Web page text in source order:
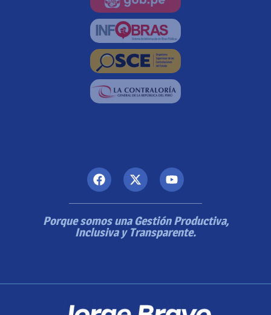
Porque somos una Gestión Productiva,
Inclusiva y Transparente.